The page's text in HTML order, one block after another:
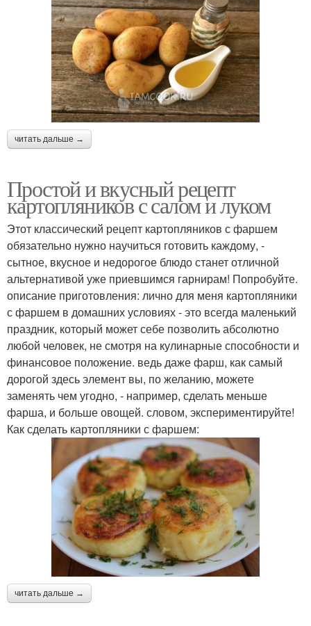
читать дальше →
Простой и вкусный рецепт
картопляников с салом и луком
Этот классический рецепт картопляников с фаршем
обязательно нужно научиться готовить каждому, -
сытное, вкусное и недорогое блюдо станет отличной
альтернативой уже приевшимся гарнирам! Попробуйте.
описание приготовления: лично для меня картопляники
с фаршем в домашних условиях - это всегда маленький
праздник, который может себе позволить абсолютно
любой человек, не смотря на кулинарные способности и
финансовое положение. ведь даже фарш, как самый
дорогой здесь элемент вы, по желанию, можете
заменять чем угодно, - например, сделать меньше
фарша, и больше овощей. словом, экспериментируйте!
Как сделать картопляники с фаршем:
читать дальше →